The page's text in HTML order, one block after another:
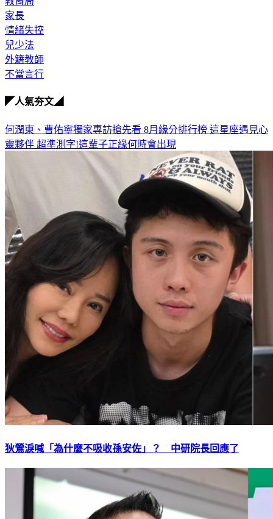
家長
情緒失控
兒少法
外籍教師
不當言行
◤人氣夯文◢
何潤東、曹佑寧獨家專訪搶先看 8月緣分排行榜 這星座遇見心
靈夥伴 超準測字!這輩子正緣何時會出現
狄鶯淚喊「為什麼不吸收孫安佐」？ 中研院長回應了